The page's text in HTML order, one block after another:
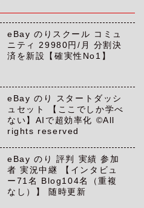
eBay のりスクール コミュ
ニティ 29980円/月 分割決
済を新設【確実性No1】
eBay のり スタートダッシ
ュセット 【ここでしか学べ
ない】AIで超効率化 ©All
rights reserved
eBay のり 評判 実績 参加
者 実況中継 【インタビュ
ー71名 Blog104名（重複
なし）】 随時更新